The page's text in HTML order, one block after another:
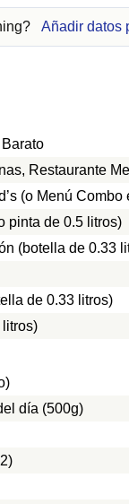
Añadir datos
Restaurante
(o Menú Combo
pinta de 0.5 litros)
(botella de 0.33
de 0.33 litros)
día (500g)